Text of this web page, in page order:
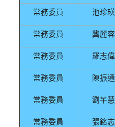
常務委員 池珍瑛
常務委員 龔麗容
常務委員 羅志偉
常務委員 陳振通
常務委員 劉芊慧
常務委員 張銘志